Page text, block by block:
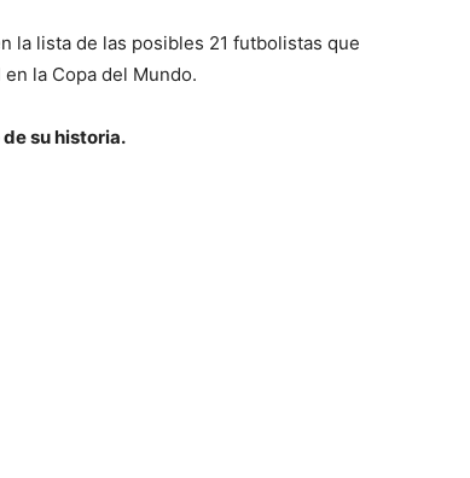
la lista de las posibles 21 futbolistas que
la Copa del Mundo.
su historia.